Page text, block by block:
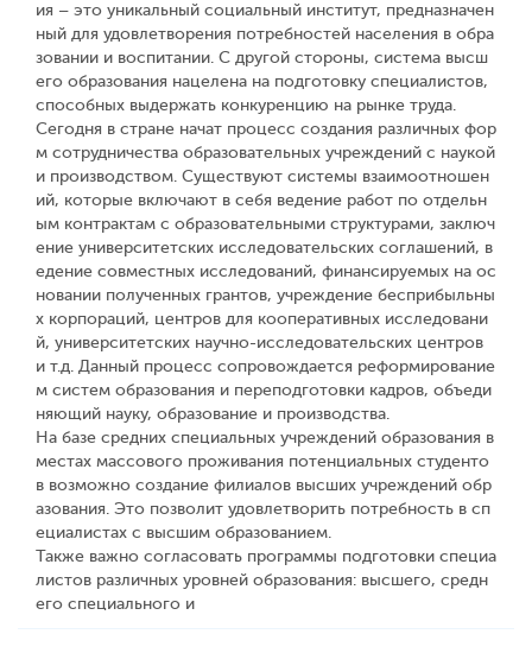
ия – это уникальный социальный институт, предназначен
ный для удовлетворения потребностей населения в обра
зовании и воспитании. С другой стороны, система высш
его образования нацелена на подготовку специалистов,
способных выдержать конкуренцию на рынке труда.
Сегодня в стране начат процесс создания различных фор
м сотрудничества образовательных учреждений с наукой
и производством. Существуют системы взаимоотношен
ий, которые включают в себя ведение работ по отдельн
ым контрактам с образовательными структурами, заключ
ение университетских исследовательских соглашений, в
едение совместных исследований, финансируемых на ос
новании полученных грантов, учреждение бесприбыльны
х корпораций, центров для кооперативных исследовани
й, университетских научно-исследовательских центров
и т.д. Данный процесс сопровождается реформирование
м систем образования и переподготовки кадров, объеди
няющий науку, образование и производства.
На базе средних специальных учреждений образования в
местах массового проживания потенциальных студенто
в возможно создание филиалов высших учреждений обр
азования. Это позволит удовлетворить потребность в сп
ециалистах с высшим образованием.
Также важно согласовать программы подготовки специа
листов различных уровней образования: высшего, средн
его специального и